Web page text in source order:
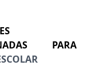
PARA